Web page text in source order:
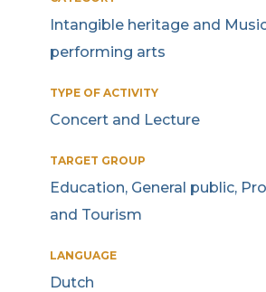
Intangible heritage and
performing arts
TYPE OF ACTIVITY
Concert and Lecture
TARGET GROUP
Education, General public,
and Tourism
LANGUAGE
Dutch